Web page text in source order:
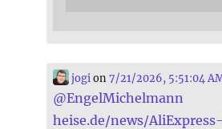
jogion7/21/2026, 5:51:04
@EngelMichelmann
heise.de/news/